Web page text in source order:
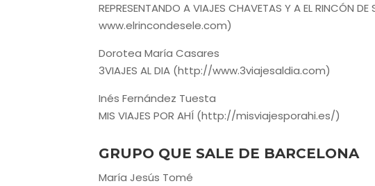
REPRESENTANDO A VIAJES CHAVETAS Y A EL
www.elrincondesele.com)
Dorotea María Casares
3VIAJES AL DIA (http://www.3viajesaldia.com)
Inés Fernández Tuesta
MIS VIAJES POR AHÍ (http://misviajesporahi.es/)
GRUPO QUE SALE DE BARCELONA
María Jesús Tomé